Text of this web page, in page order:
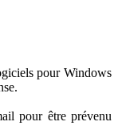
pour Windows
pour être prévenu